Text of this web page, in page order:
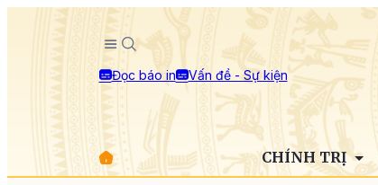
Đọc báo in Vấn đề - Sự kiện
CHÍNH TRỊ